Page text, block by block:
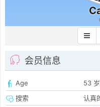
会员信息
Age
53 岁
搜索
认真